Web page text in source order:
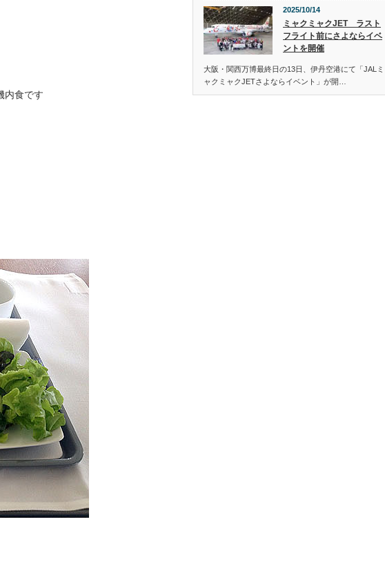
内食です
2025/10/14
ミャクミャクJET ラスト
フライト前にさよならイベ
ントを開催
大阪・関西万博最終日の13日、伊丹空港にて「JALミ
ャクミャクJETさよならイベント」が開…